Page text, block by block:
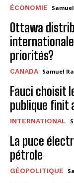
ÉCONOMIE
Ottawa
priorités?
CANADA Samuel
Fauci choisit
publique finit
INTERNATIONAL
La puce
pétrole
GÉOPOLITIQUE